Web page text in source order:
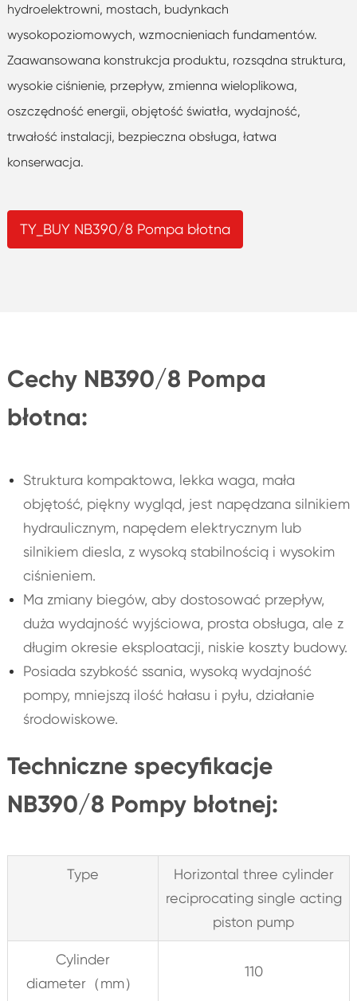
hydroelektrowni, mostach, budynkach
wysokopoziomowych, wzmocnieniach fundamentów.
Zaawansowana konstrukcja produktu, rozsądna struktura,
wysokie ciśnienie, przepływ, zmienna wieloplikowa,
oszczędność energii, objętość światła, wydajność,
trwałość instalacji, bezpieczna obsługa, łatwa
konserwacja.
TY_BUY NB390/8 Pompa błotna
Cechy NB390/8 Pompa
błotna:
Struktura kompaktowa, lekka waga, mała
objętość, piękny wygląd, jest napędzana silnikiem
hydraulicznym, napędem elektrycznym lub
silnikiem diesla, z wysoką stabilnością i wysokim
ciśnieniem.
Ma zmiany biegów, aby dostosować przepływ,
duża wydajność wyjściowa, prosta obsługa, ale z
długim okresie eksploatacji, niskie koszty budowy.
Posiada szybkość ssania, wysoką wydajność
pompy, mniejszą ilość hałasu i pyłu, działanie
środowiskowe.
Techniczne specyfikacje
NB390/8 Pompy błotnej:
Type
Horizontal three cylinder
reciprocating single acting
piston pump
Cylinder
diameter（mm）
110